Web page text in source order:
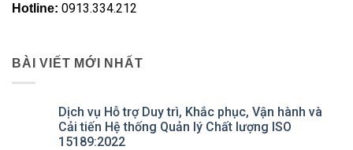
Hotline: 0913.334.212
BÀI VIẾT MỚI NHẤT
Dịch vụ Hỗ trợ Duy trì, Khắc phục, Vận hành và
Cải tiến Hệ thống Quản lý Chất lượng ISO
15189:2022